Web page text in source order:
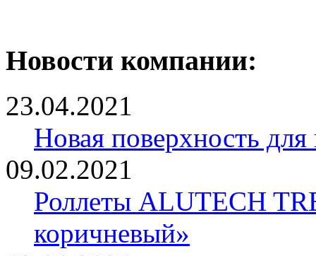
Новости компании:
23.04.2021
Новая поверхность
09.02.2021
Роллеты ALUTECH
коричневый»